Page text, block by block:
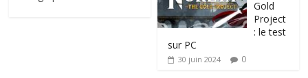
Gold
Project
: le test
sur PC
30 juin 2024 0